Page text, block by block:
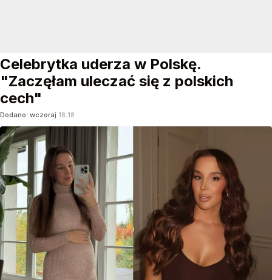
Celebrytka uderza w Polskę.
"Zaczęłam uleczać się z polskich
cech"
Dodano: wczoraj 18:18